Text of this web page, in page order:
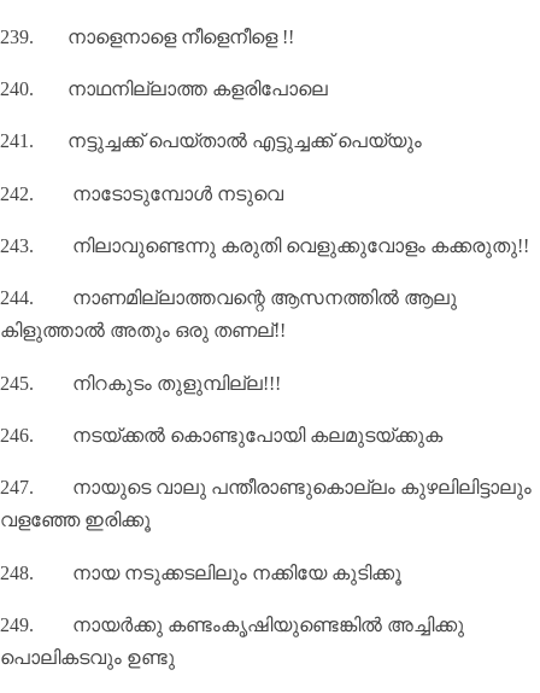
239. നാളെനാളെ നീളെനീളെ !!
240. നാഥനില്ലാത്ത കളരിപോലെ
241. നട്ടുച്ചക്ക് പെയ്താൽ എട്ടുച്ചക്ക് പെയ്യും
242. നാടോടുമ്പോൾ നടുവെ
243. നിലാവുണ്ടെന്നു കരുതി വെളുക്കുവോളം കക്കരുതു!!
244. നാണമില്ലാത്തവന്റെ ആസനത്തില്‍ ആലു
കിളുത്താല്‍ അതും ഒരു തണല്!!
245. നിറകുടം തുളുമ്പില്ല!!!
246. നടയ്‌ക്കൽ കൊണ്ടുപോയി കലമുടയ്‌ക്കുക
247. നായുടെ വാലു പന്തീരാണ്ടുകൊല്ലം കുഴലിലിട്ടാലും
വളഞ്ഞേ ഇരിക്കൂ
248. നായ നടുക്കടലിലും നക്കിയേ കുടിക്കൂ
249. നായർക്കു കണ്ടംകൃഷിയുണ്ടെങ്കിൽ അച്ചിക്കു
പൊലികടവും ഉണ്ടു